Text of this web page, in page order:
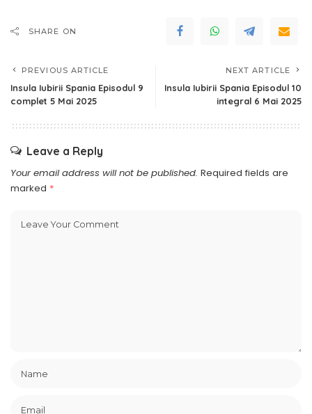
SHARE ON
PREVIOUS ARTICLE
Insula Iubirii Spania Episodul 9
complet 5 Mai 2025
NEXT ARTICLE
Insula Iubirii Spania Episodul 10
integral 6 Mai 2025
Leave a Reply
Your email address will not be published. Required fields are
marked *